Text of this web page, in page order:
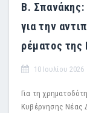
Β.
για την
ρέματος
10 Ιουλίου 2026
Για τη
Κυβέρνησης Νέας